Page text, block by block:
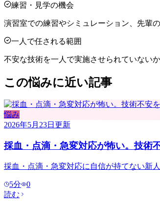
練習・見学の機会
演習室での練習やシミュレーション、先輩
一人で任される範囲
不安な技術を一人で実施させられていない
この悩みに近い記事
悩み
2026年5月23日 更新
採血・点滴・急変対応が怖い。技術
採血・点滴・急変対応に自信が持てない新
5分
0
読む